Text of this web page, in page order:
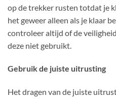
op de trekker rusten totdat je
het geweer alleen als je klaar
controleer altijd of de
deze niet gebruikt.
Gebruik de juiste uitrusting
Het dragen van de juiste